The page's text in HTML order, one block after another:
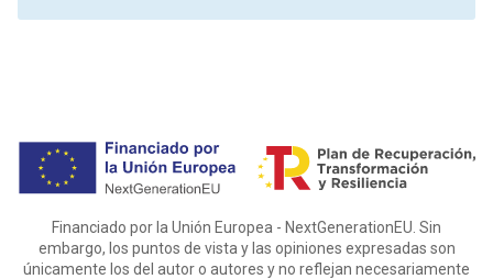
Financiado por la Unión Europea - NextGenerationEU. Sin
embargo, los puntos de vista y las opiniones expresadas son
únicamente los del autor o autores y no reflejan necesariamente